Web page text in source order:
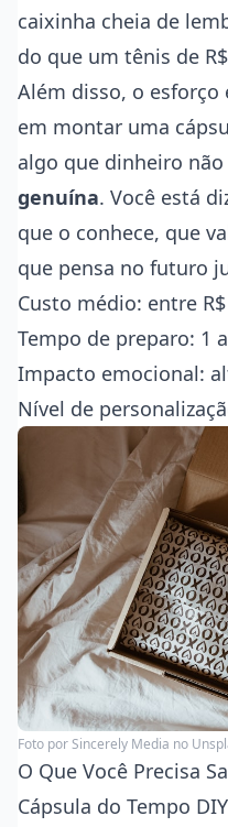
caixinha cheia de
do que um tênis de
Além disso, o esforço
em montar uma
algo que dinheiro
genuína. Você está
que o conhece, que
que pensa no futuro
Custo médio: entre
Tempo de preparo: 1
Impacto emocional:
Nível de
Foto porSincerely Media no
O Que Você Precisa
Cápsula do Tempo DIY